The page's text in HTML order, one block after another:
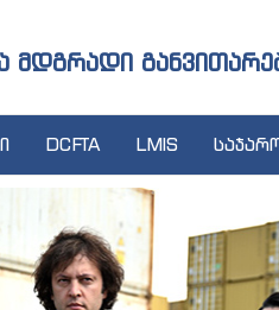
მდგრადი
DCFTA LMIS